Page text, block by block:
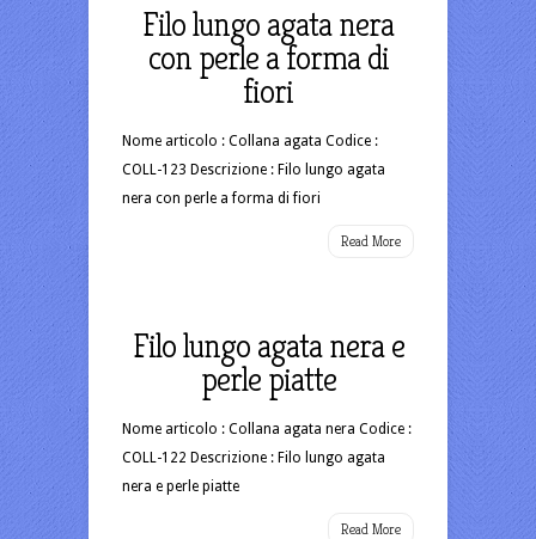
Filo lungo agata nera
con perle a forma di
fiori
Nome articolo : Collana agata Codice :
COLL-123 Descrizione : Filo lungo agata
nera con perle a forma di fiori
Read More
Filo lungo agata nera e
perle piatte
Nome articolo : Collana agata nera Codice :
COLL-122 Descrizione : Filo lungo agata
nera e perle piatte
Read More